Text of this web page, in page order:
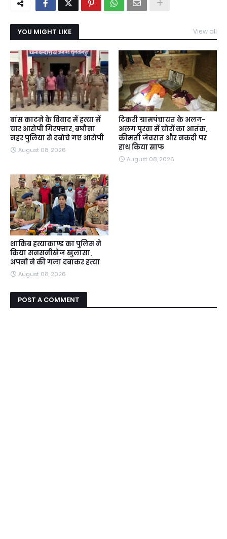
YOU MIGHT LIKE View all
बांस काटने के विवाद में हत्या में
चार आरोपी गिरफ्तार, बघौना
नहर पुलिया से दबोचे गए आरोपी
August 08, 2026
टिकरी ग्रामपंचायत के अलग-
अलग पुरवा में चोरों का आतंक,
कीमती जेवरात और नकदी पर
हाथ किया साफ
August 08, 2026
शाकिब हत्याकाण्ड का पुलिस ने
किया सनसनीखेज खुलासा,
अपनों ने की गला दबाकर हत्या
August 08, 2026
POST A COMMENT